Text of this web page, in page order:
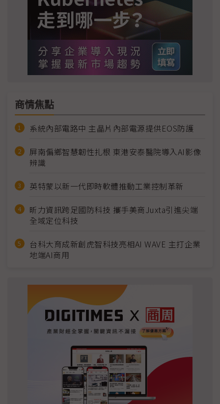
商情焦點
系統內部電路中 主晶片內部電源提供EOS防護
屏南偏鄉智慧韌性扎根 東港安泰醫院導入AI影像
辨識
英特蒙以新一代即時軟體推動工業控制革新
昕力資訊跨足國防科技 攜手美商Juxta引進尖端
全域定位科技
台科大育成新創虎智科技亮相AI WAVE 主打企業
地端AI商用